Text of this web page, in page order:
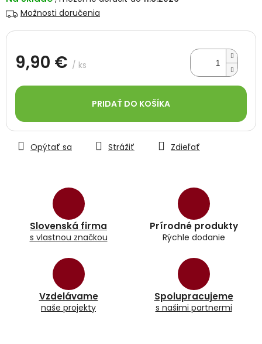
Možnosti doručenia
9,90 € / ks
cena:
PRIDAŤ DO KOŠÍKA
Slovenská firma
s vlastnou značkou
Prírodné produkty
Rýchle dodanie
Vzdelávame
naše projekty
Spolupracujeme
s našimi partnermi
Opýtať sa Strážiť Zdieľať
5